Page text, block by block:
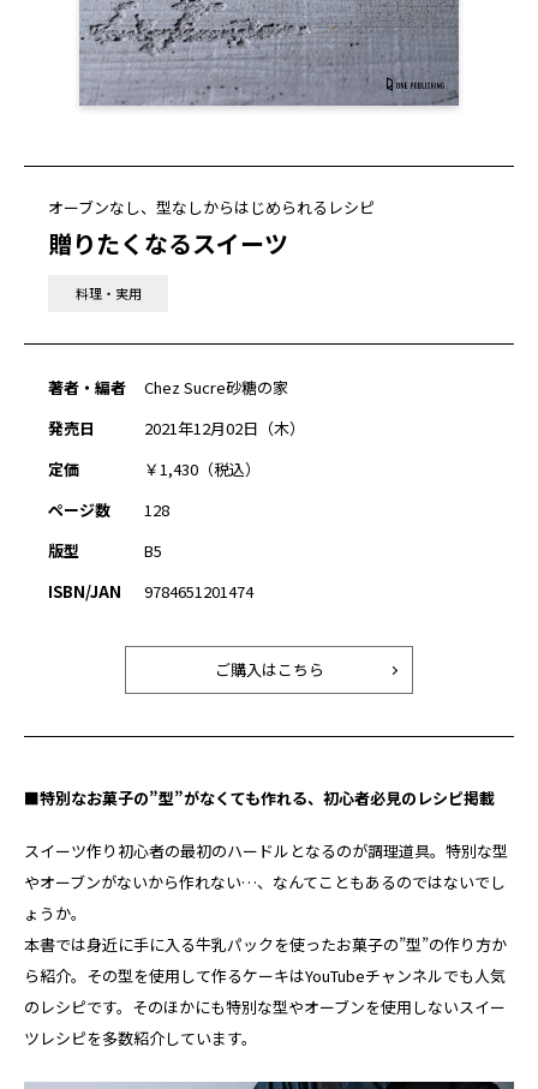
オーブンなし、型なしからはじめられるレシピ
贈りたくなるスイーツ
料理・実用
著者・編者
Chez Sucre砂糖の家
発売日
2021年12月02日（木）
定価
￥1,430（税込）
ページ数
128
版型
B5
ISBN/JAN
9784651201474
ご購入はこちら
■特別なお菓子の”型”がなくても作れる、初心者必見のレシピ掲載
スイーツ作り初心者の最初のハードルとなるのが調理道具。特別な型
やオーブンがないから作れない…、なんてこともあるのではないでし
ょうか。
本書では身近に手に入る牛乳パックを使ったお菓子の”型”の作り方か
ら紹介。その型を使用して作るケーキはYouTubeチャンネルでも人気
のレシピです。そのほかにも特別な型やオーブンを使用しないスイー
ツレシピを多数紹介しています。